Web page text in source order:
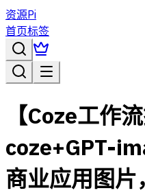
资源Pi
首页标签
【Coze工作
coze+GPT-
商业应用图